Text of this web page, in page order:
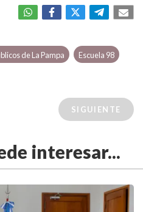
de La Pampa
Escuela 98
SIGUIENTE
interesar...